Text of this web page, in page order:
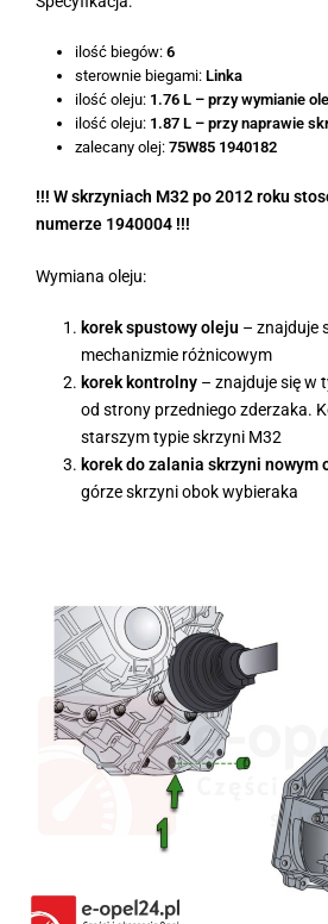
ilość biegów:6
sterownie biegami:Linka
ilość oleju: 1.76 L – przy wymianie
ilość oleju: 1.87 L – przy naprawie
zalecany olej:75W85 1940182
!!! W skrzyniach M32 po 2012 roku
numerze 1940004 !!!
Wymiana oleju:
korek spustowy oleju – znajduje
mechanizmie różnicowym
korek kontrolny – znajduje się w
od strony przedniego zderzaka.
starszym typie skrzyni M32
korek do zalania skrzyni nowym
górze skrzyni obok wybieraka